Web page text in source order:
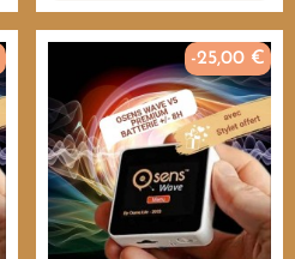
-25,00 €